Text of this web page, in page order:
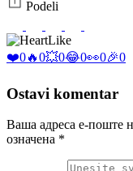
Podeli
Like
❤️0🔥0💥0😂0👀0🎉0
Ostavi komentar
Ваша адреса е-поште
означена *